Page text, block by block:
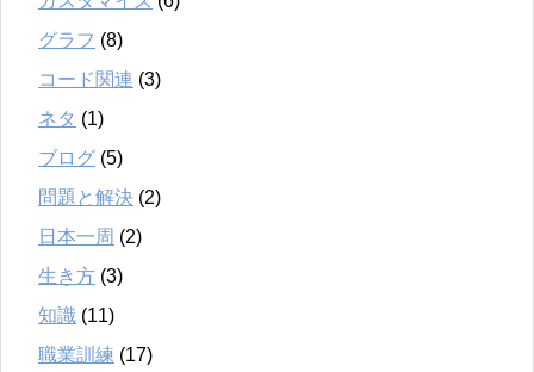
グラフ (8)
コード関連 (3)
ネタ (1)
ブログ (5)
問題と解決 (2)
日本一周 (2)
生き方 (3)
知識 (11)
職業訓練 (17)